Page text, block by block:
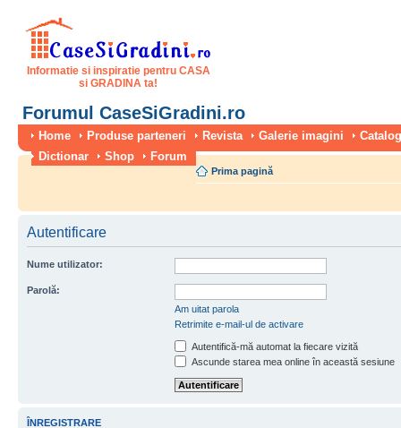
Informatie si inspiratie pentru CASA
si GRADINA ta!
Forumul CaseSiGradini.ro
Home Produse parteneri Revista Galerie imagini
Dictionar
Shop Forum
Prima pagină
Autentificare
Nume utilizator:
Parolă:
Am uitat parola
Retrimite e-mail-ul de activare
Autentifică-mă automat la fiecare vizită
Ascunde starea mea online în această sesiune
ÎNREGISTRARE